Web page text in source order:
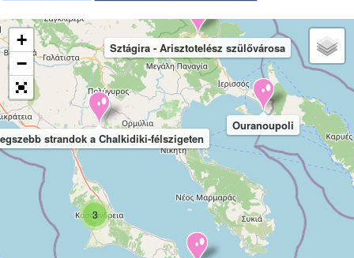
3
strandok a Chalkidiki-félszigeten
Sztágira - Arisztotelész szülővárosa
Ouranoupoli
+
−